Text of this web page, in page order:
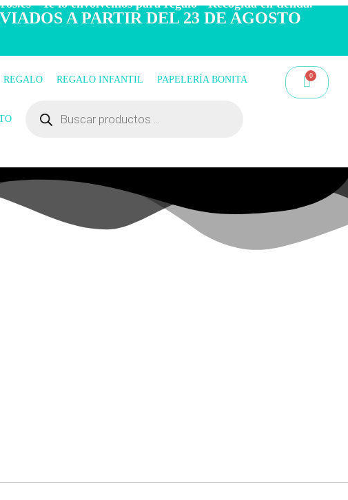
- Te lo envolvemos para regalo - Recogida en tienda.
A PARTIR DEL 23 DE AGOSTO
REGALO REGALO INFANTIL PAPELERÍA BONITA